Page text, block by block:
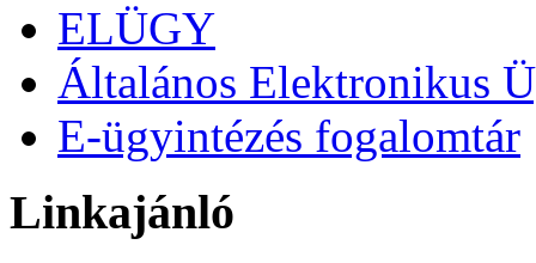
ELÜGY
Általános Elektronikus
E-ügyintézés fogalomtár
Linkajánló